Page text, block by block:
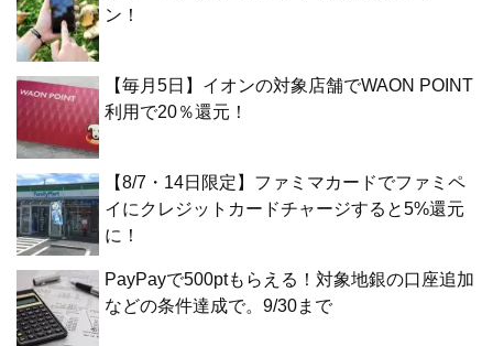
ン！
【毎月5日】イオンの対象店舗でWAON POINT
利用で20％還元！
【8/7・14日限定】ファミマカードでファミペ
イにクレジットカードチャージすると5%還元
に！
PayPayで500ptもらえる！対象地銀の口座追加
などの条件達成で。9/30まで